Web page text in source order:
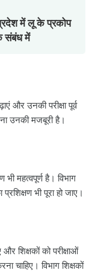
में लू के प्रकोप
संबंध में
और उनकी परीक्षा पूर्व
उनकी मजबूरी है।
भी महत्वपूर्ण है। विभाग
भी पूरा हो जाए।
शिक्षकों को परीक्षाओं
चाहिए। विभाग शिक्षकों